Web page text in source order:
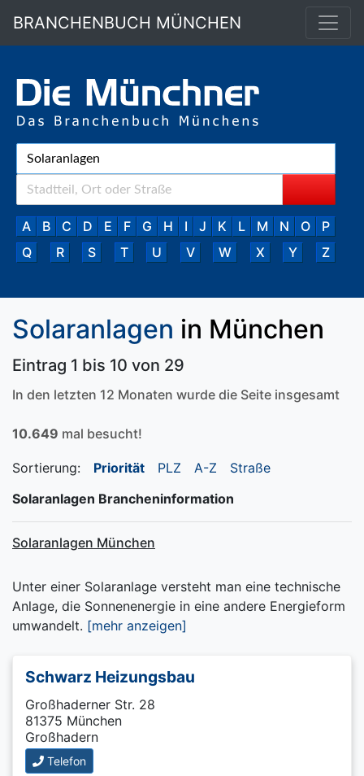
BRANCHENBUCH MÜNCHEN
A B C D E F G H I J K L M N O
P
Q
R S T U V W X Y Z
Solaranlagen in München
Eintrag 1 bis 10 von 29
In den letzten 12 Monaten wurde die Seite insgesamt
10.649 mal besucht!
Sortierung: Priorität PLZ A-Z
Straße
Solaranlagen Brancheninformation
Solaranlagen München
Unter einer Solaranlage versteht man eine technische
Anlage, die Sonnenenergie in eine andere Energieform
umwandelt. [mehr anzeigen]
Schwarz Heizungsbau
Großhaderner Str. 28
81375 München
Großhadern
Telefon